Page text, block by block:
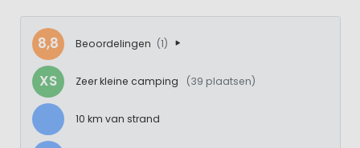
8,8 Beoordelingen (1)
XS Zeer kleine camping (39 plaatsen)
10 km van strand